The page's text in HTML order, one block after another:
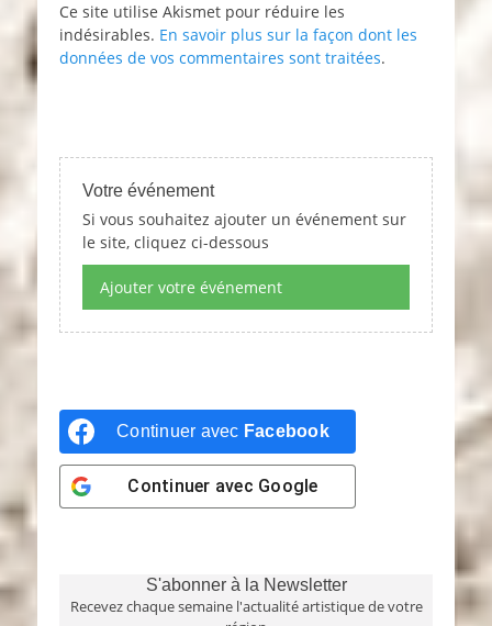
Ce site utilise Akismet pour réduire les
indésirables. En savoir plus sur la façon dont les
données de vos commentaires sont traitées.
Votre événement
Si vous souhaitez ajouter un événement sur
le site, cliquez ci-dessous
Ajouter votre événement
Continuer avec Facebook
Continuer avec Google
S'abonner à la Newsletter
Recevez chaque semaine l'actualité artistique de votre